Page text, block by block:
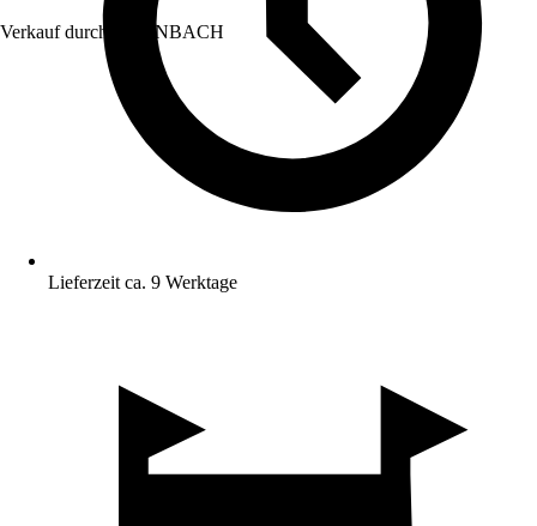
Verkauf durch: HORNBACH
Lieferzeit ca. 9 Werktage